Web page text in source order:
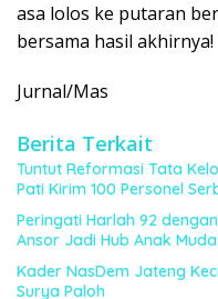
asa lolos ke putaran
bersama hasil akhirnya!
Jurnal/Mas
Berita Terkait
Tuntut Reformasi Tata
Pati Kirim 100 Personel
Peringati Harlah 92
Ansor Jadi Hub Anak
Kader NasDem Jateng
Surya Paloh